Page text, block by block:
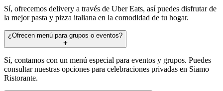
Sí, ofrecemos delivery a través de Uber Eats, así puedes disfrutar de
la mejor pasta y pizza italiana en la comodidad de tu hogar.
¿Ofrecen menú para grupos o eventos?
Sí, contamos con un menú especial para eventos y grupos. Puedes
consultar nuestras opciones para celebraciones privadas en Siamo
Ristorante.